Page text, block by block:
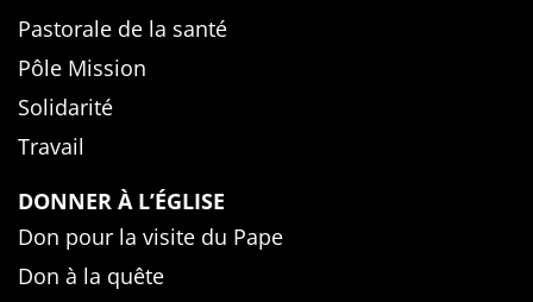
Pastorale de la santé
Pôle Mission
Solidarité
Travail
DONNER À L’ÉGLISE
Don pour la visite du Pape
Don à la quête